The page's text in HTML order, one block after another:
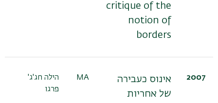
critique of the
notion of
borders
2007
אינוס כעבירה
של אחריות
MA
הילה חג'ג'
פרגו